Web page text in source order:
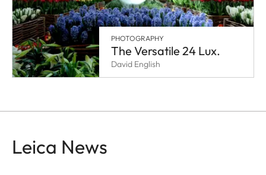
PHOTOGRAPHY
The Versatile 24 Lux.
David English
Leica News